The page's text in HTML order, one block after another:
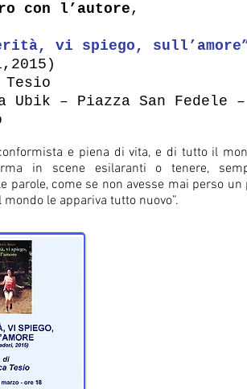
con l’autore,
vi spiego,
– Piazza San Fedele –
e piena di vita, e di tutto il
in scene esilaranti o tenere,
parole, come se non avesse mai perso un
le appariva tutto nuovo”.